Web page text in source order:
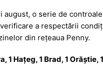
august, o serie de
a respectării
din rețeaua Penny.
Hațeg, 1 Brad, 1 Orăștie, 1